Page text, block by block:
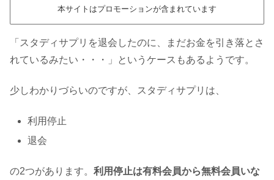
本サイトはプロモーションが含まれています
「スタディサプリを退会したのに、まだお金を引き落とさ
れているみたい・・・」というケースもあるようです。
少しわかりづらいのですが、スタディサプリは、
利用停止
退会
の2つがあります。 利用停止は有料会員から無料会員いな